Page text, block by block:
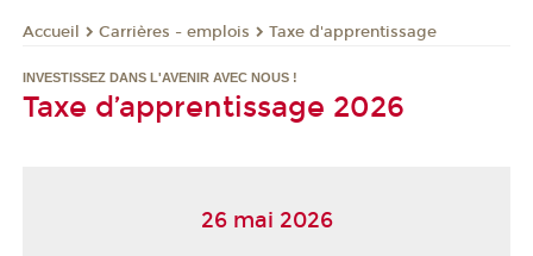
Accueil Carrières - emplois Taxe d'apprentissage
INVESTISSEZ DANS L'AVENIR AVEC NOUS !
Taxe d’apprentissage 2026
26 mai 2026